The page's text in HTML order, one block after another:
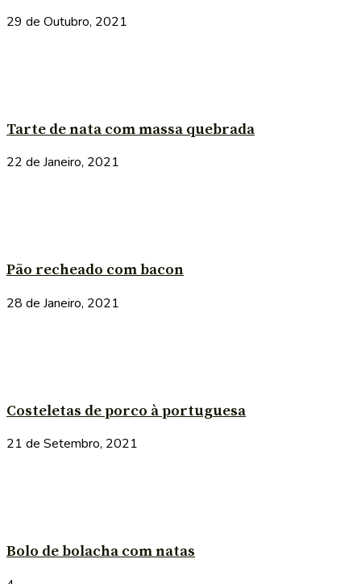
29 de Outubro, 2021
Tarte de nata com massa quebrada
22 de Janeiro, 2021
Pão recheado com bacon
28 de Janeiro, 2021
Costeletas de porco à portuguesa
21 de Setembro, 2021
Bolo de bolacha com natas